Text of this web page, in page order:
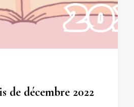
de décembre 2022